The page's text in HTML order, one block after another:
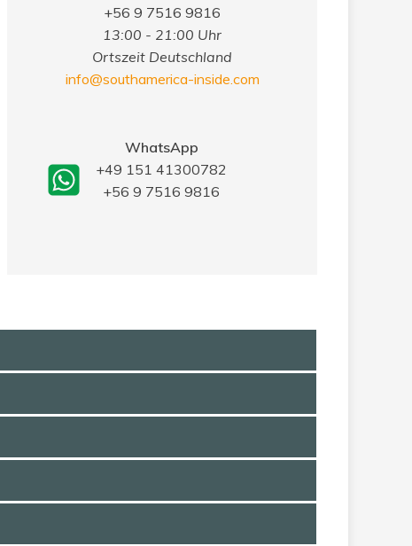
+56 9 7516 9816
13:00 - 21:00 Uhr
Ortszeit Deutschland
info@southamerica-inside.com
WhatsApp
+49 151 41300782
+56 9 7516 9816